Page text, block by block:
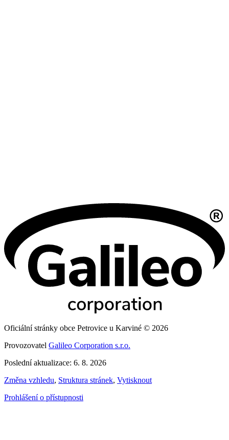
Oficiální stránky obce Petrovice u Karviné © 2026
Provozovatel Galileo Corporation s.r.o.
Poslední aktualizace: 6. 8. 2026
Změna vzhledu, Struktura stránek, Vytisknout
Prohlášení o přístupnosti